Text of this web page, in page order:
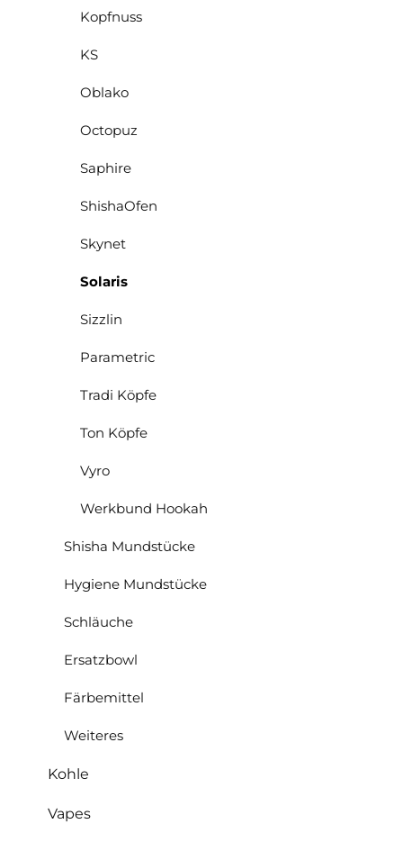
Kopfnuss
KS
Oblako
Octopuz
Saphire
ShishaOfen
Skynet
Solaris
Sizzlin
Parametric
Tradi Köpfe
Ton Köpfe
Vyro
Werkbund Hookah
Shisha Mundstücke
Hygiene Mundstücke
Schläuche
Ersatzbowl
Färbemittel
Weiteres
Kohle
Vapes